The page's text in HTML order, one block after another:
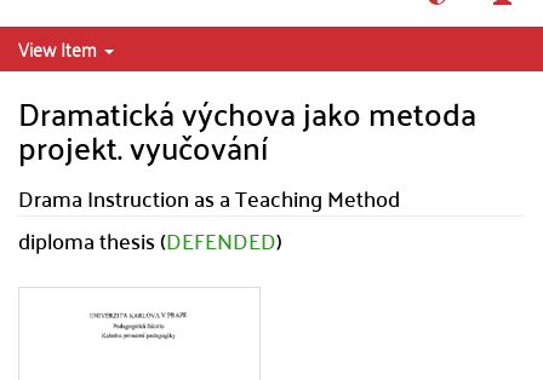
View Item
Dramatická výchova jako metoda
projekt. vyučování
Drama Instruction as a Teaching Method
diploma thesis (DEFENDED)